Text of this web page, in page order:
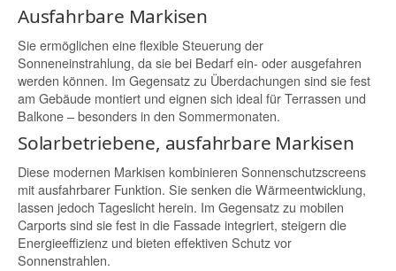
Ausfahrbare Markisen
Sie ermöglichen eine flexible Steuerung der
Sonneneinstrahlung, da sie bei Bedarf ein- oder ausgefahren
werden können. Im Gegensatz zu Überdachungen sind sie fest
am Gebäude montiert und eignen sich ideal für Terrassen und
Balkone – besonders in den Sommermonaten.
Solarbetriebene, ausfahrbare Markisen
Diese modernen Markisen kombinieren Sonnenschutzscreens
mit ausfahrbarer Funktion. Sie senken die Wärmeentwicklung,
lassen jedoch Tageslicht herein. Im Gegensatz zu mobilen
Carports sind sie fest in die Fassade integriert, steigern die
Energieeffizienz und bieten effektiven Schutz vor
Sonnenstrahlen.